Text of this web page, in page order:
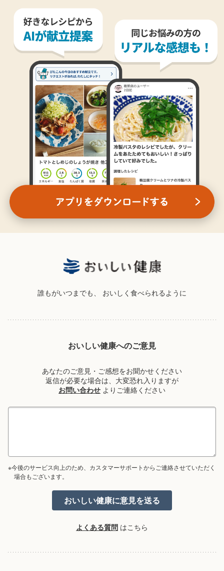
誰もがいつまでも、 おいしく食べられるように
おいしい健康へのご意見
あなたのご意見・ご感想をお聞かせください
返信が必要な場合は、大変恐れ入りますが
お問い合わせ よりご連絡ください
※今後のサービス向上のため、カスタマーサポートからご連絡させていただく
場合もございます。
よくある質問 はこちら